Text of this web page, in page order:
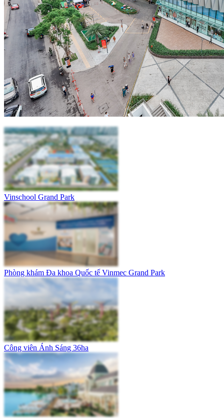
Vinschool Grand Park
Phòng khám Đa khoa Quốc tế Vinmec Grand Park
Công viên Ánh Sáng 36ha